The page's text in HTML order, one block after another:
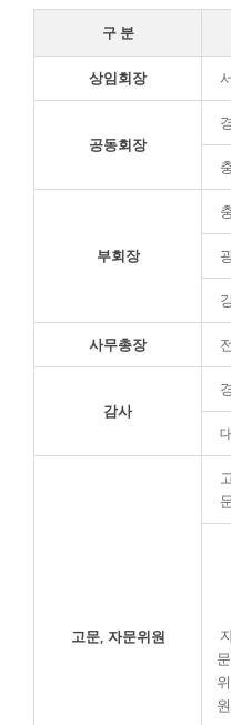
구 분
상임회장
공동회장
부회장
사무총장
감사
고문, 자문위원
고
문
위
원